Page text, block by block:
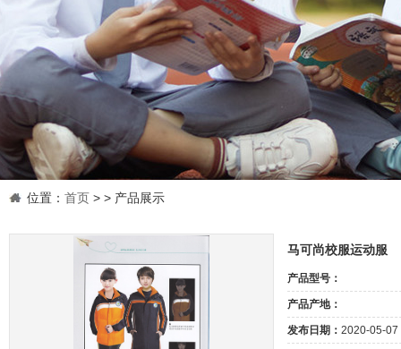
位置： 首页 > > 产品展示
马可尚校服运动服
产品型号：
产品产地：
发布日期： 2020-05-07